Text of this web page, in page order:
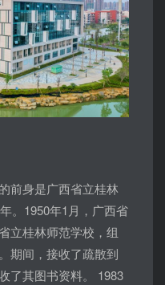
前身是广西省立桂林
。1950年1月，广西省
立桂林师范学校，组
期间，接收了疏散到
了其图书资料。 1983